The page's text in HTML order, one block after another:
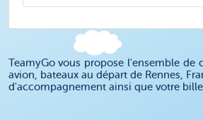
TeamyGo vous propose l'ensemble
avion, bateaux au départ de Rennes,
d'accompagnement ainsi que votre